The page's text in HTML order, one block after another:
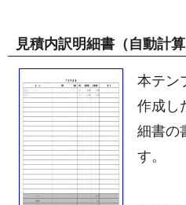
見積内訳明細書（自動計
本テン
作成し
細書の
す。